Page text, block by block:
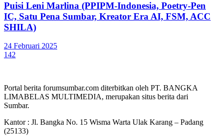
Puisi Leni Marlina (PPIPM-Indonesia, Poetry-Pen
IC, Satu Pena Sumbar, Kreator Era AI, FSM, ACC
SHILA)
24 Februari 2025
142
Portal berita forumsumbar.com diterbitkan oleh PT. BANGKA
LIMABELAS MULTIMEDIA, merupakan situs berita dari
Sumbar.
Kantor : Jl. Bangka No. 15 Wisma Warta Ulak Karang – Padang
(25133)